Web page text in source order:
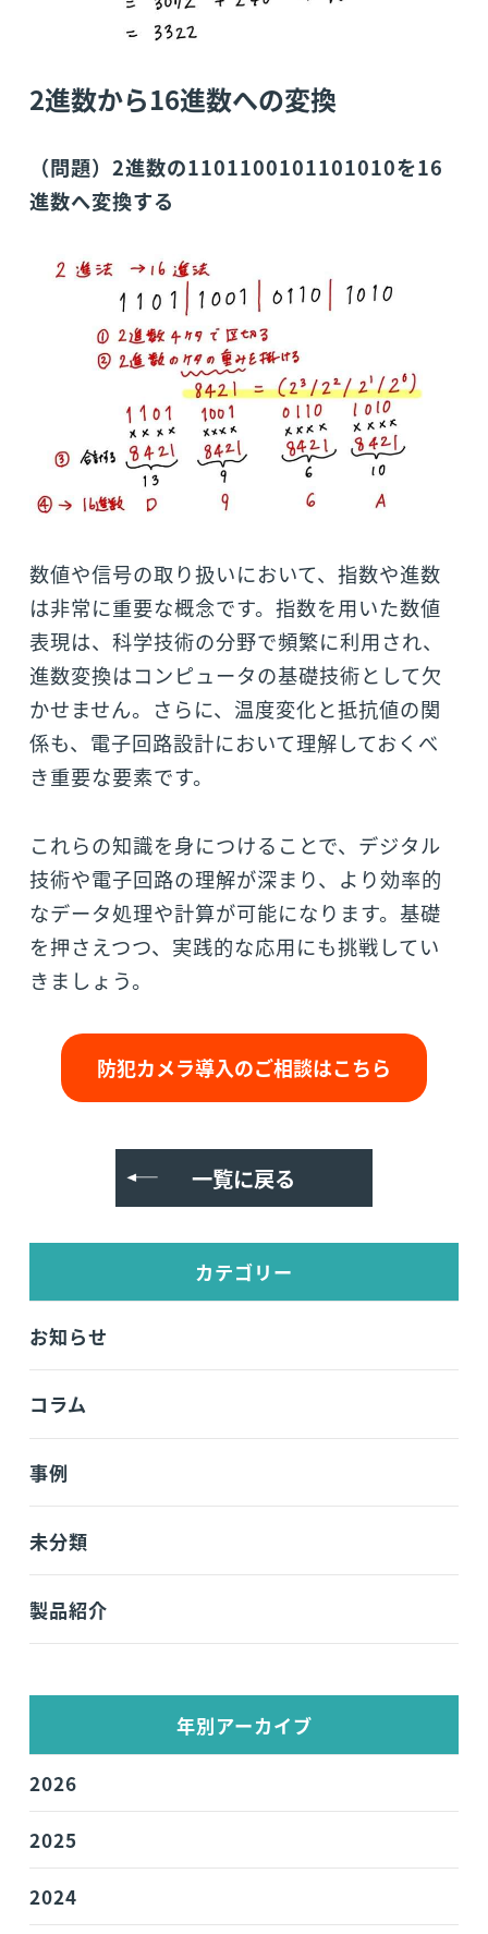
2進数から16進数への変換
（問題）2進数の1101100101101010を16
進数へ変換する
数値や信号の取り扱いにおいて、指数や進数
は非常に重要な概念です。指数を用いた数値
表現は、科学技術の分野で頻繁に利用され、
進数変換はコンピュータの基礎技術として欠
かせません。さらに、温度変化と抵抗値の関
係も、電子回路設計において理解しておくべ
き重要な要素です。
これらの知識を身につけることで、デジタル
技術や電子回路の理解が深まり、より効率的
なデータ処理や計算が可能になります。基礎
を押さえつつ、実践的な応用にも挑戦してい
きましょう。
防犯カメラ導入のご相談はこちら
一覧に戻る
カテゴリー
お知らせ
コラム
事例
未分類
製品紹介
年別アーカイブ
2026
2025
2024